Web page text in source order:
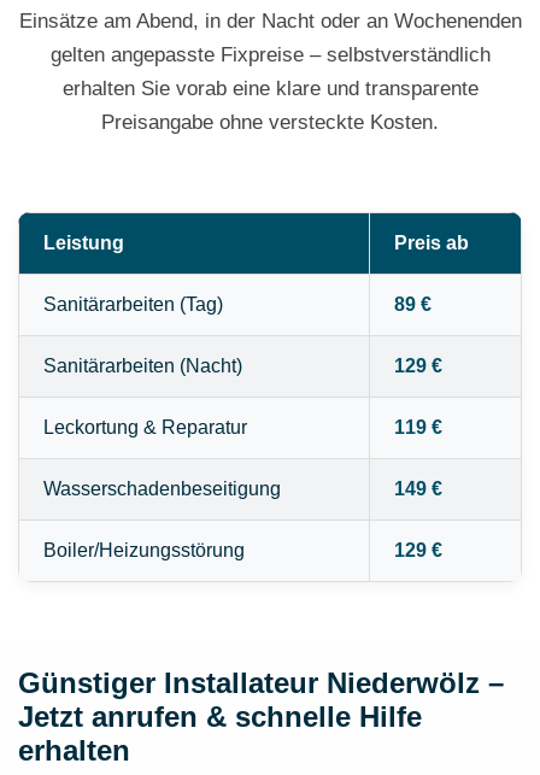
Einsätze am Abend, in der Nacht oder an Wochenenden
gelten angepasste Fixpreise – selbstverständlich
erhalten Sie vorab eine klare und transparente
Preisangabe ohne versteckte Kosten.
Leistung Preis ab
Sanitärarbeiten (Tag) 89 €
Sanitärarbeiten (Nacht) 129 €
Leckortung & Reparatur 119 €
Wasserschadenbeseitigung 149 €
Boiler/Heizungsstörung 129 €
Günstiger Installateur Niederwölz –
Jetzt anrufen & schnelle Hilfe
erhalten